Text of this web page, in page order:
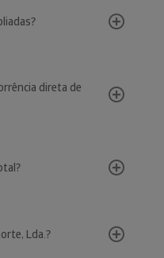
direta de
Lda.?